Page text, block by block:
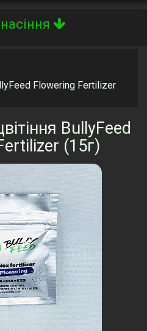
Toggle
Flowering Fertilizer
BullyFeed
(15г)